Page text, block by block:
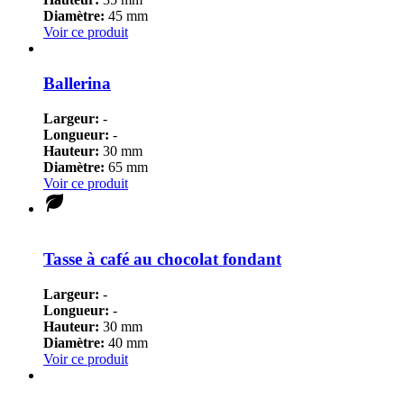
Diamètre: 45 mm
Voir ce produit
Ballerina
Largeur: -
Longueur: -
Hauteur: 30 mm
Diamètre: 65 mm
Voir ce produit
Tasse à café au chocolat fondant
Largeur: -
Longueur: -
Hauteur: 30 mm
Diamètre: 40 mm
Voir ce produit